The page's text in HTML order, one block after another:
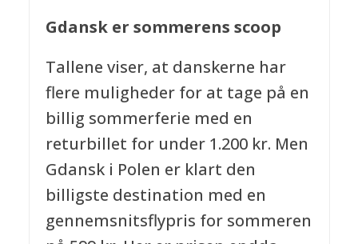
Gdansk er sommerens scoop
Tallene viser, at danskerne har
flere muligheder for at tage på en
billig sommerferie med en
returbillet for under 1.200 kr. Men
Gdansk i Polen er klart den
billigste destination med en
gennemsnitsflypris for sommeren